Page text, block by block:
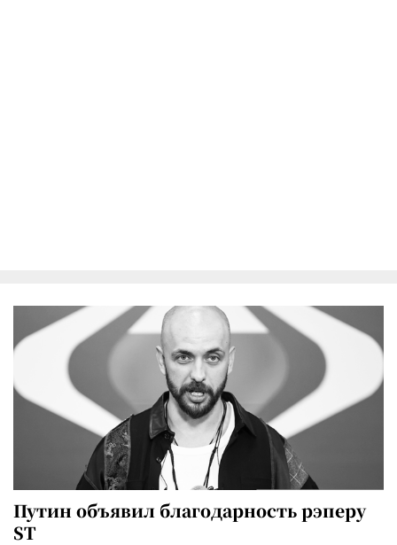
Путин объявил благодарность рэперу
ST